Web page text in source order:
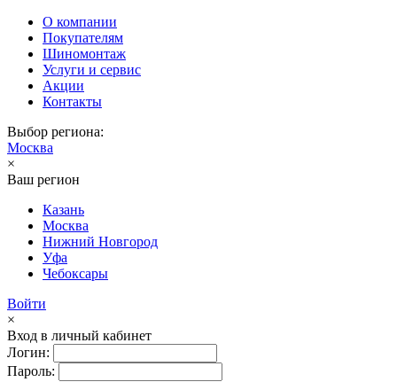
О компании
Покупателям
Шиномонтаж
Услуги и сервис
Акции
Контакты
Выбор региона:
Москва
×
Ваш регион
Казань
Москва
Нижний Новгород
Уфа
Чебоксары
Войти
×
Вход в личный кабинет
Логин:
Пароль: